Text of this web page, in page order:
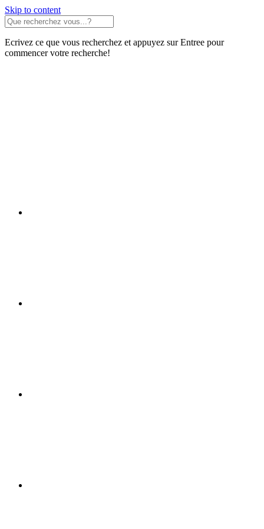
Skip to content
Ecrivez ce que vous recherchez et appuyez sur Entree pour
commencer votre recherche!